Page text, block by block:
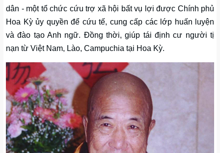
dân - một tổ chức cứu trợ xã hội bất vụ lợi được Chính phủ
Hoa Kỳ ủy quyền để cứu tế, cung cấp các lớp huấn luyện
và đào tạo Anh ngữ. Đồng thời, giúp tái định cư người tị
nạn từ Việt Nam, Lào, Campuchia tại Hoa Kỳ.